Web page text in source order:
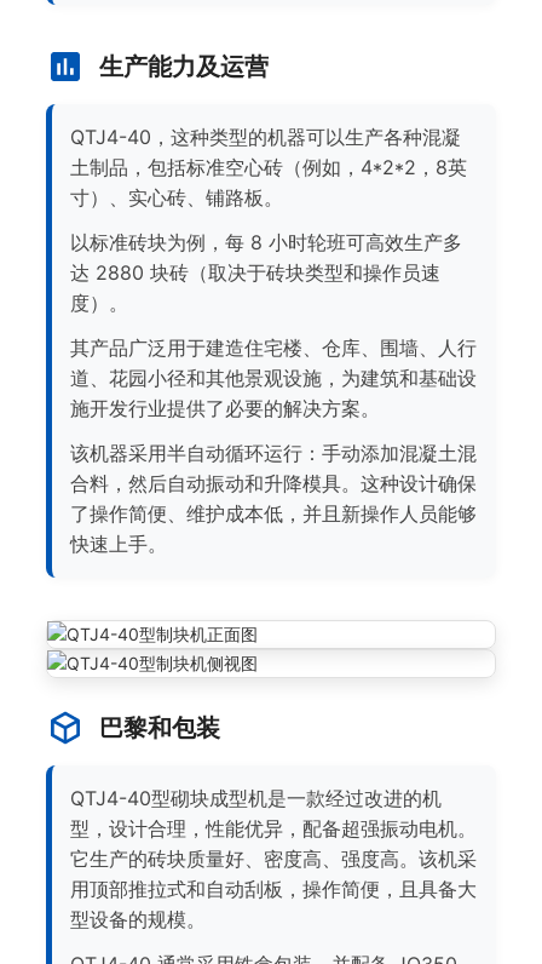
生产能力及运营
QTJ4-40，这种类型的机器可以生产各种混凝
土制品，包括标准空心砖（例如，4*2*2，8英
寸）、实心砖、铺路板。
以标准砖块为例，每 8 小时轮班可高效生产多
达 2880 块砖（取决于砖块类型和操作员速
度）。
其产品广泛用于建造住宅楼、仓库、围墙、人行
道、花园小径和其他景观设施，为建筑和基础设
施开发行业提供了必要的解决方案。
该机器采用半自动循环运行：手动添加混凝土混
合料，然后自动振动和升降模具。这种设计确保
了操作简便、维护成本低，并且新操作人员能够
快速上手。
巴黎和包装
QTJ4-40型砌块成型机是一款经过改进的机
型，设计合理，性能优异，配备超强振动电机。
它生产的砖块质量好、密度高、强度高。该机采
用顶部推拉式和自动刮板，操作简便，且具备大
型设备的规模。